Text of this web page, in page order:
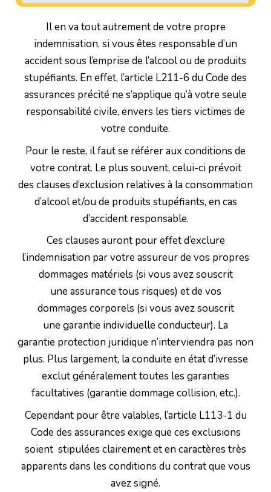
Il en va tout autrement de votre propre
indemnisation, si vous êtes responsable d’un
accident sous l’emprise de l’alcool ou de produits
stupéfiants. En effet, l’article L211-6 du Code des
assurances précité ne s’applique qu’à votre seule
responsabilité civile, envers les tiers victimes de
votre conduite.
Pour le reste, il faut se référer aux conditions de
votre contrat. Le plus souvent, celui-ci prévoit
des clauses d’exclusion relatives à la consommation
d’alcool et/ou de produits stupéfiants, en cas
d’accident responsable.
Ces clauses auront pour effet d’exclure
l’indemnisation par votre assureur de vos propres
dommages matériels (si vous avez souscrit
une assurance tous risques) et de vos
dommages corporels (si vous avez souscrit
une garantie individuelle conducteur). La
garantie protection juridique n’interviendra pas non
plus. Plus largement, la conduite en état d’ivresse
exclut généralement toutes les garanties
facultatives (garantie dommage collision, etc.).
Cependant pour être valables, l’article L113-1 du
Code des assurances exige que ces exclusions
soient stipulées clairement et en caractères très
apparents dans les conditions du contrat que vous
avez signé.